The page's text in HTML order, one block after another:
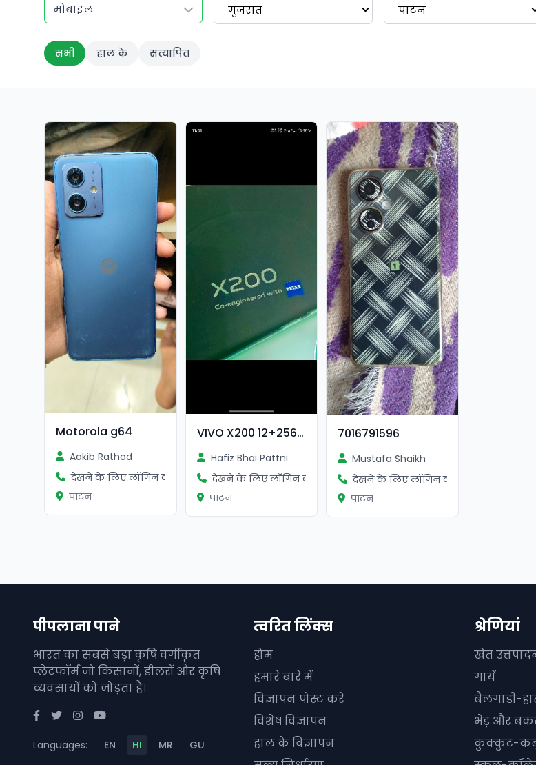
मोबाइल गुजरात पाटन
सभी हाल के सत्यापित
Motorola g64
Aakib Rathod
देखने के लिए लॉगिन करें
पाटन
VIVO X200 12+256GB 9 MAHINA USE
Hafiz Bhai Pattni
देखने के लिए लॉगिन करें
पाटन
7016791596
Mustafa Shaikh
देखने के लिए लॉगिन करें
पाटन
पीपलाना पाने
भारत का सबसे बड़ा कृषि वर्गीकृत
प्लेटफॉर्म जो किसानों, डीलरों और कृषि
व्यवसायों को जोड़ता है।
Languages: EN HI MR GU
त्वरित लिंक्स
होम
हमारे बारे में
विज्ञापन पोस्ट करें
विशेष विज्ञापन
हाल के विज्ञापन
श्रेणियां
खेत
गायें
बैलगाडी-
भेड़ और
कुक्कुट-